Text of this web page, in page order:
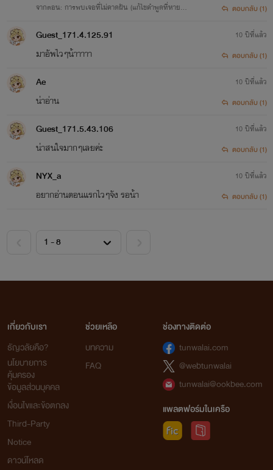
จากตอน: การพบเจอที่ไม่คาดฝัน (แก้ไขคำพูดที่หายไ
ตอบกลับ (1)
Guest_171.4.125.91
มาอัพไวๆน้าาาาา
10 ปีที่แล้ว
ตอบกลับ (1)
Ae
น่าอ่าน
10 ปีที่แล้ว
ตอบกลับ (1)
Guest_171.5.43.106
น่าสนใจมากๆเลยค่ะ
10 ปีที่แล้ว
ตอบกลับ (1)
NYX_a
อยากอ่านตอนแรกไวๆจัง รอน้า
10 ปีที่แล้ว
ตอบกลับ (1)
เกี่ยวกับเรา
ธัญวลัยคือ?
นโยบายการ
คุ้มครอง
ข้อมูลส่วนบุคคล
เงื่อนไขและข้อตกลง
Third-Party
Notice
ดาวน์โหลด
ช่วยเหลือ
บทความ
FAQ
ช่องทางติดต่อ
tunwalai.com
@webtunwalai
tunwalai@ookbee.com
แพลตฟอร์มในเครือ